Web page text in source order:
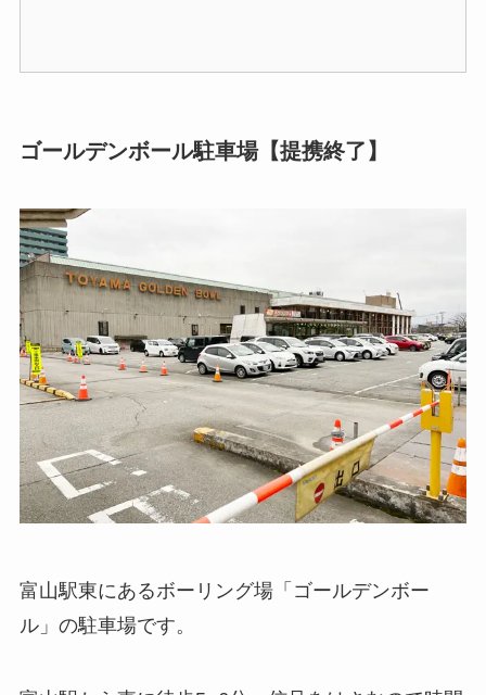
ゴールデンボール駐車場【提携終了】
富山駅東にあるボーリング場「ゴールデンボー
ル」の駐車場です。